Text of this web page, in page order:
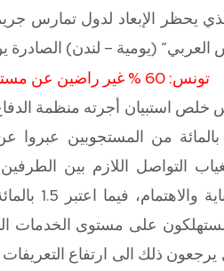
يحظر الإبعاد لدول تمارس
(يومية – لندن) الصادرة يوم 23 أفريل
تونس: 60 % غير راضين عن مستوى الخدمات البنكية
مستجوب، الى ان 60 بالمائة من
التواصل اللازم بين
تستوجب